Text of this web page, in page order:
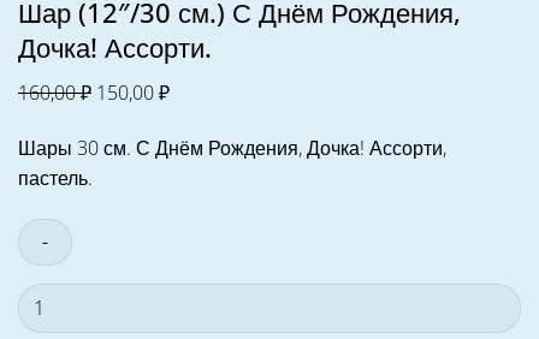
Шар (12″/30 см.) С Днём Рождения,
Дочка! Ассорти.
160,00₽ Первоначальная
составляла
150,00₽Текущая
150,00 ₽.
Шары 30 см. С Днём Рождения, Дочка! Ассорти,
пастель.
Количество
товара